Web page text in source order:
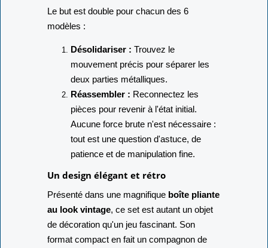
Le but est double pour chacun des 6
modèles :
Désolidariser : Trouvez le
mouvement précis pour séparer les
deux parties métalliques.
Réassembler : Reconnectez les
pièces pour revenir à l'état initial.
Aucune force brute n'est nécessaire :
tout est une question d'astuce, de
patience et de manipulation fine.
Un design élégant et rétro
Présenté dans une magnifique boîte pliante
au look vintage, ce set est autant un objet
de décoration qu'un jeu fascinant. Son
format compact en fait un compagnon de